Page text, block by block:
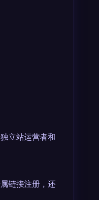
立站运营者和
链接注册，还